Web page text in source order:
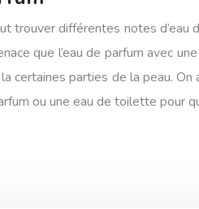
trouver différentes notes d’eau
que l’eau de parfum avec
certaines parties de la peau. On
ou une eau de toilette pour